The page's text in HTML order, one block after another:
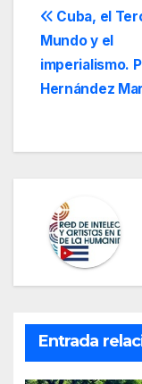
de
Cuba, el
Mundo y el
imperialismo.
Hernández
Entrada